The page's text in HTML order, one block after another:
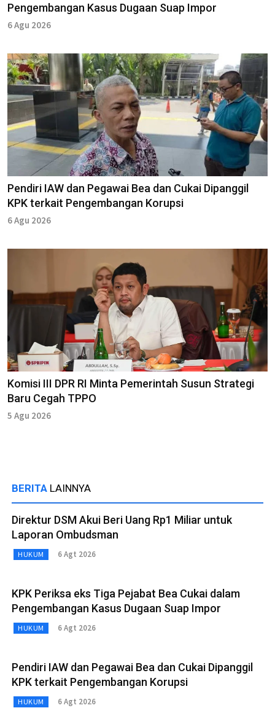
Pengembangan Kasus Dugaan Suap Impor
6 Agu 2026
Pendiri IAW dan Pegawai Bea dan Cukai Dipanggil
KPK terkait Pengembangan Korupsi
6 Agu 2026
Komisi III DPR RI Minta Pemerintah Susun Strategi
Baru Cegah TPPO
5 Agu 2026
BERITA LAINNYA
Direktur DSM Akui Beri Uang Rp1 Miliar untuk
Laporan Ombudsman
HUKUM 6 Agt 2026
KPK Periksa eks Tiga Pejabat Bea Cukai dalam
Pengembangan Kasus Dugaan Suap Impor
HUKUM 6 Agt 2026
Pendiri IAW dan Pegawai Bea dan Cukai Dipanggil
KPK terkait Pengembangan Korupsi
HUKUM 6 Agt 2026